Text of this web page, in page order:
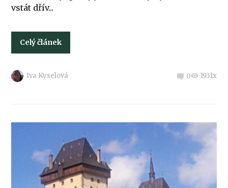
vstát dřív...
Celý článek
Iva Kyselová 0 1931x